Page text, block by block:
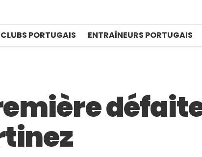
CLUBS PORTUGAIS ENTRAÎNEURS PORTUGAIS